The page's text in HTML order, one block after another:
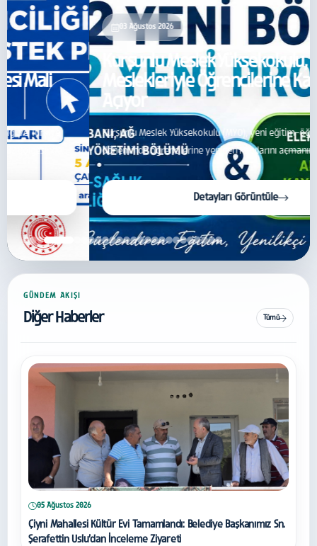
03 Ağustos 2026
Kurşunlu Meslek Yüksekokulu, Geleceğin
Meslekleriyle Öğrencilerine Kapılarını
Açıyor
Kurşunlu Meslek Yüksekokulu (MYO), yeni eğitim-öğretim
döneminde öğrencilerine yeniden kapılarını açmanın heyecanını
yaşıyor. İlçemizin eğitimdeki vizyonunu genişleten yüksekokulumuz,
bu yıl bünyesine kattığı yenilikçi programlarla gençlere yepyeni
kariyer fırsatları sunmaya hazırlanıyor.
Detayları Görüntüle
GÜNDEM AKIŞI
Diğer Haberler Tümü
05 Ağustos 2026
Çiyni Mahallesi Kültür Evi Tamamlandı: Belediye Başkanımız Sn.
Şerafettin Uslu’dan İnceleme Ziyareti